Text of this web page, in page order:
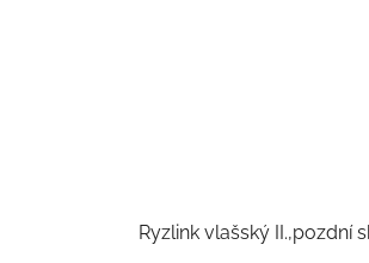
Ryzlink vlašský II.,pozdní